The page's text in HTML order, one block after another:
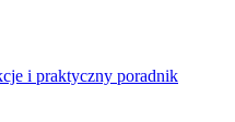
i praktyczny poradnik